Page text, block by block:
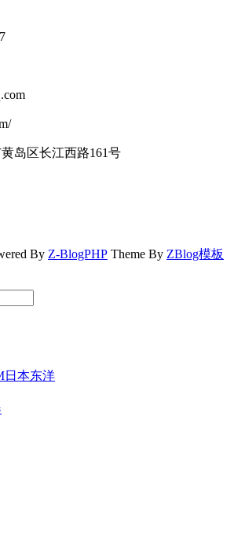
岛区长江西路161号
By Z-BlogPHP Theme By ZBlog模板
日本东洋